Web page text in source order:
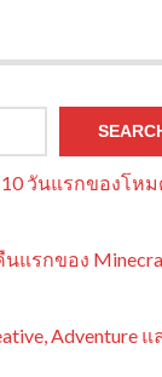
วันแรกของโหม
นแรกของ
Adventure